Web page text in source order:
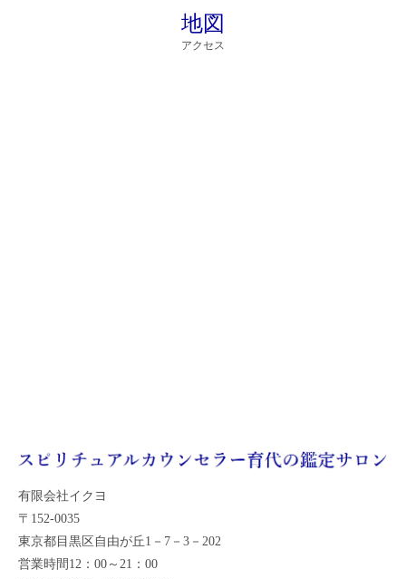
地図
アクセス
有限会社イクヨ
〒152-0035
東京都目黒区自由が丘1－7－3－202
営業時間12：00～21：00